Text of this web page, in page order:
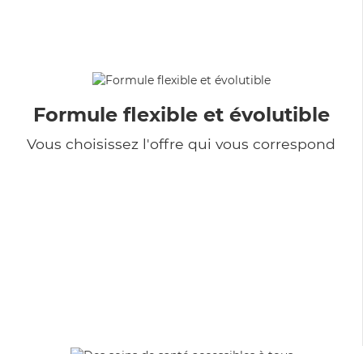
Formule flexible et évolutible
Vous choisissez l'offre qui vous correspond